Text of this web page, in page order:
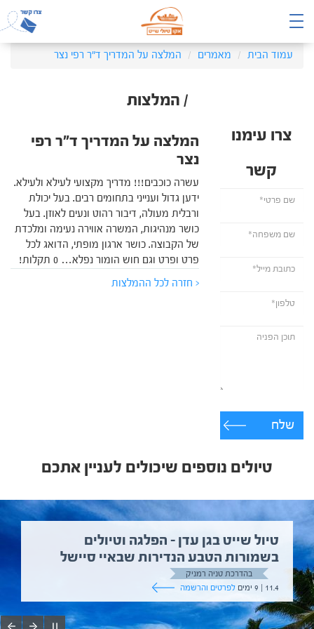
עמוד הבית מאמרים המלצה על המדריך ד"ר רפי נצר
/ המלצות
צרו עימנו
קשר
שלח
המלצה על המדריך ד"ר רפי
נצר
עשרה כוכבים!!! מדריך מקצועי לעילא ולעילא.
ידען גדול וענייני בתחומים רבים. בעל יכולת
ורבלית מעולה, דיבור רהוט ונעים לאוזן. בעל
כושר מנהיגות, המשרה אווירה נעימה ומלכדת
של הקבוצה. כושר ארגון מופתי, הדואג לכל
פרט ופרט וגם חוש הומור נפלא… 0 תקלות!
< חזרה לכל ההמלצות
טיולים נוספים שיכולים לעניין אתכם
טיול שייט בגן עדן – הפלגה וטיולים
בשמורות הטבע הנדירות שבאיי סיישל
בהדרכת טניה רמניק
11.4 | 9 ימים
לפרטים והרשמה